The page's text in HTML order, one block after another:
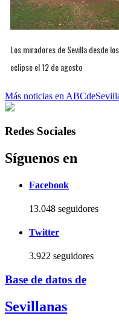
Los miradores de Sevilla desde
eclipse el 12 de agosto
Más noticias en
Redes Sociales
Síguenos en
Facebook
13.048 seguidores
Twitter
3.922 seguidores
Base de datos de
Sevillanas